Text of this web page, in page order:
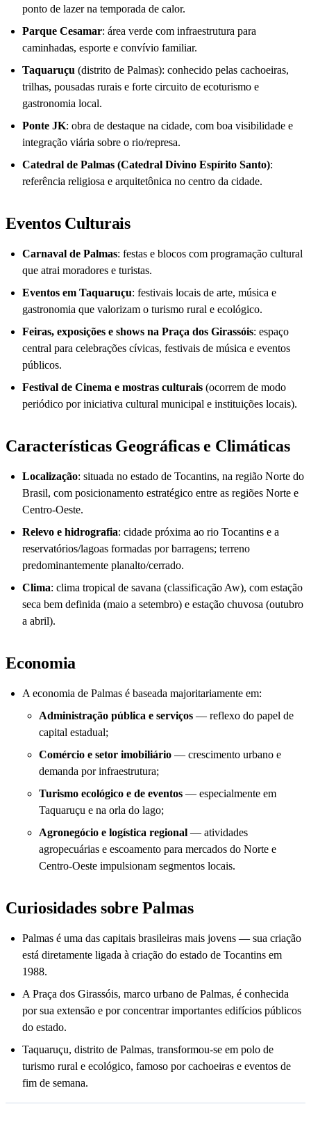
ponto de lazer na temporada de calor.
Parque Cesamar: área verde com infraestrutura para
caminhadas, esporte e convívio familiar.
Taquaruçu (distrito de Palmas): conhecido pelas cachoeiras,
trilhas, pousadas rurais e forte circuito de ecoturismo e
gastronomia local.
Ponte JK: obra de destaque na cidade, com boa visibilidade e
integração viária sobre o rio/represa.
Catedral de Palmas (Catedral Divino Espírito Santo):
referência religiosa e arquitetônica no centro da cidade.
Eventos Culturais
Carnaval de Palmas: festas e blocos com programação cultural
que atrai moradores e turistas.
Eventos em Taquaruçu: festivais locais de arte, música e
gastronomia que valorizam o turismo rural e ecológico.
Feiras, exposições e shows na Praça dos Girassóis: espaço
central para celebrações cívicas, festivais de música e eventos
públicos.
Festival de Cinema e mostras culturais (ocorrem de modo
periódico por iniciativa cultural municipal e instituições locais).
Características Geográficas e Climáticas
Localização: situada no estado de Tocantins, na região Norte do
Brasil, com posicionamento estratégico entre as regiões Norte e
Centro‑Oeste.
Relevo e hidrografia: cidade próxima ao rio Tocantins e a
reservatórios/lagoas formadas por barragens; terreno
predominantemente planalto/cerrado.
Clima: clima tropical de savana (classificação Aw), com estação
seca bem definida (maio a setembro) e estação chuvosa (outubro
a abril).
Economia
A economia de Palmas é baseada majoritariamente em:
Administração pública e serviços — reflexo do papel de
capital estadual;
Comércio e setor imobiliário — crescimento urbano e
demanda por infraestrutura;
Turismo ecológico e de eventos — especialmente em
Taquaruçu e na orla do lago;
Agronegócio e logística regional — atividades
agropecuárias e escoamento para mercados do Norte e
Centro‑Oeste impulsionam segmentos locais.
Curiosidades sobre Palmas
Palmas é uma das capitais brasileiras mais jovens — sua criação
está diretamente ligada à criação do estado de Tocantins em
1988.
A Praça dos Girassóis, marco urbano de Palmas, é conhecida
por sua extensão e por concentrar importantes edifícios públicos
do estado.
Taquaruçu, distrito de Palmas, transformou‑se em polo de
turismo rural e ecológico, famoso por cachoeiras e eventos de
fim de semana.